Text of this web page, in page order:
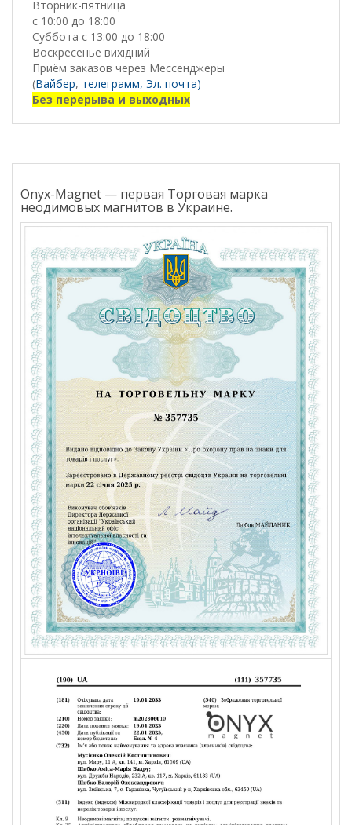
Вторник-пятница
с 10:00 до 18:00
Суббота с 13:00 до 18:00
Воскресенье вихідний
Приём заказов через Мессенджеры
(Вайбер, телеграмм, Эл. почта)
Без перерыва и выходных
Onyx-Magnet — первая Торговая марка
неодимовых магнитов в Украине.